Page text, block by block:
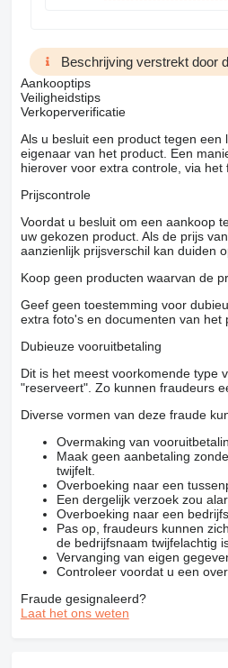
Beschrijving verstrekt door
Aankooptips
Veiligheidstips
Verkoperverificatie
Als u besluit een product tegen
eigenaar van het product. Een
hierover voor extra controle, via het
Prijscontrole
Voordat u besluit om een ​​aankoop
uw gekozen product. Als de prijs
aanzienlijk prijsverschil kan duiden
Koop geen producten waarvan de
Geef geen toestemming voor
extra foto's en documenten van het
Dubieuze vooruitbetaling
Dit is het meest voorkomende type
"reserveert". Zo kunnen fraudeurs
Diverse vormen van deze fraude
Overmaking van
Maak geen aanbetaling
twijfelt.
Overboeking naar een
Een dergelijk verzoek zou
Overboeking naar een
Pas op, fraudeurs kunnen
de bedrijfsnaam twijfelachtig
Vervanging van eigen
Controleer voordat u een
Fraude gesignaleerd?
Laat het ons weten